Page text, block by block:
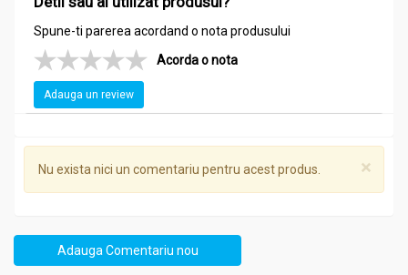
Spune-ti parerea acordand o nota produsului
Acorda o nota
Adauga un review
×
Nu exista nici un comentariu pentru acest produs.
Adauga Comentariu nou